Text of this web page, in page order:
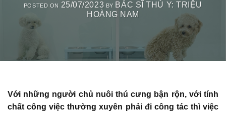
POSTED ON 25/07/2023 BY BÁC SĨ THÚ Y: TRIỆU
HOÀNG NAM
Với những người chủ nuôi thú cưng bận rộn, với tính
chất công việc thường xuyên phải đi công tác thì việc